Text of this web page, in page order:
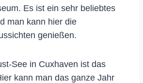
Es ist ein sehr beliebtes
man kann hier die
genießen.
See in Cuxhaven ist das
kann man das ganze Jahr